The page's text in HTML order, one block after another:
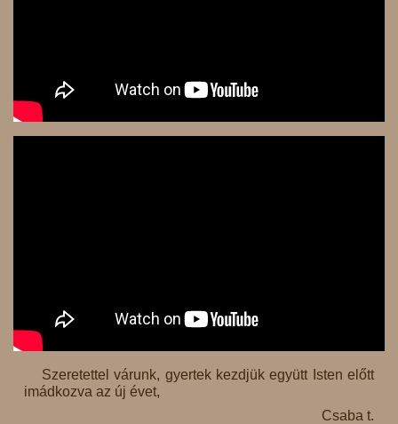
Szeretettel várunk, gyertek kezdjük együtt Isten előtt
imádkozva az új évet,
Csaba t.